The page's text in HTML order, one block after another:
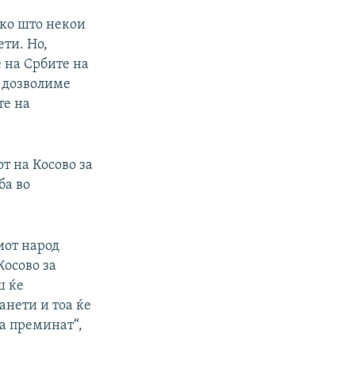
што некои
Но,
на Србите на
на
на Косово за
во
народ
за
ќе
и тоа ќе
преминат“,